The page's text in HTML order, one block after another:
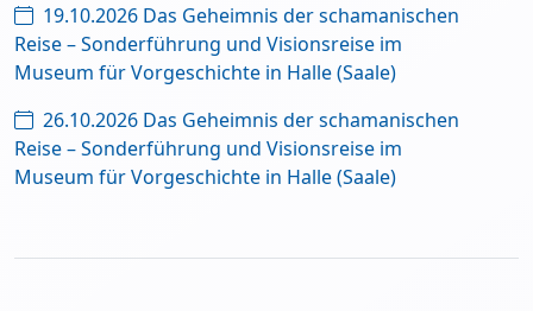
19.10.2026 Das Geheimnis der schamanischen
Reise – Sonderführung und Visionsreise im
Museum für Vorgeschichte in Halle (Saale)
26.10.2026 Das Geheimnis der schamanischen
Reise – Sonderführung und Visionsreise im
Museum für Vorgeschichte in Halle (Saale)